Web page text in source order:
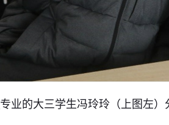
专业的大三学生冯玲玲（上图左